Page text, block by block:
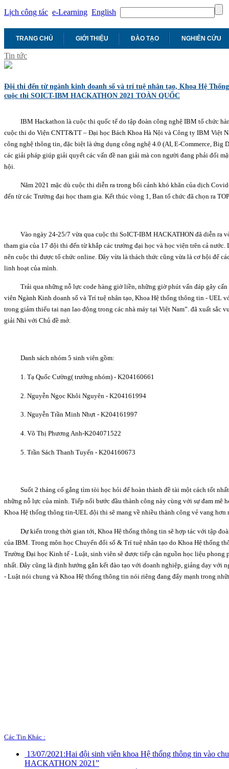
Lịch công tác e-Learning English
TRANG CHỦ GIỚI THIỆU ĐÀO TẠO NGHIÊN CỨU
Tin tức
Đội thi đến từ ngành kinh doanh số và trí tuệ nhân tạo, Khoa Hệ
cuộc thi SOICT-IBM HACKATHON 2021 TOÀN QUỐC
IBM Hackathon là cuộc thi quốc tế do tập đoàn công nghệ IBM tổ chức
cuộc thi do Viện CNTT&TT – Đại học Bách Khoa Hà Nội và Công ty IBM Việt
công nghệ thông tin, đặc biệt là ứng dụng công nghệ 4.0 (AI, E-Commerce, Big
các giải pháp giúp giải quyết các vấn đề nan giải mà con người đang phải đối
hội.
Năm 2021 mặc dù cuộc thi diễn ra trong bối cảnh khó khăn của dịch
đến từ các Trường đại học tham gia. Kết thúc vòng 1, Ban tổ chức đã chọn ra
Vào ngày 24-25/7 vừa qua cuộc thi SoICT-IBM HACKATHON đã diễn ra
tham gia của 17 đội thi đến từ khắp các trường đại học và học viện trên cả
nên cuộc thi được tổ chức online. Đây vừa là thách thức cũng vừa là cơ hội để
linh hoạt của mình.
Trải qua những nỗ lực code hàng giờ liền, những giờ phút vấn đáp gây
viên Ngành Kinh doanh số và Trí tuệ nhân tạo, Khoa Hệ thống thông tin - UEL
trong giảm thiểu tai nạn lao động trong các nhà máy tại Việt Nam”. đã xuất sắc
giải Nhì với Chủ đề mở.
Danh sách nhóm 5 sinh viên gồm:
1. Tạ Quốc Cường( trưởng nhóm) - K204160661
2. Nguyễn Ngọc Khôi Nguyên - K204161994
3. Nguyễn Trần Minh Nhựt - K204161997
4. Võ Thị Phương Anh-K204071522
5. Trần Sách Thanh Tuyến - K204160673
Suốt 2 tháng cố gắng tìm tòi học hỏi để hoàn thành đề tài một cách tốt
những nỗ lực của mình. Tiếp nối bước đầu thành công này cùng với sự đam mê
Khoa Hệ thống thông tin-UEL đội thi sẽ mang về nhiều thành công vẻ vang hơn
Dự kiến trong thời gian tới, Khoa Hệ thống thông tin sẽ hợp tác với tập
của IBM. Trong môn học Chuyển đổi số & Trí tuệ nhân tạo do Khoa Hệ thống
Trường Đại học Kinh tế - Luật, sinh viên sẽ được tiếp cận nguồn học liệu phong
nhất. Đây cũng là định hướng gắn kết đào tạo với doanh nghiệp, giảng dạy với
- Luật nói chung và Khoa Hệ thống thông tin nói riêng đang đẩy mạnh trong
Các Tin Khác :
13/07/2021:Hai đội sinh viên khoa Hệ thống thông tin vào
HACKATHON 2021”